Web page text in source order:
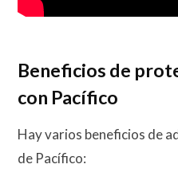
Beneficios de
con Pacífico
Hay varios beneficios de
de Pacífico: